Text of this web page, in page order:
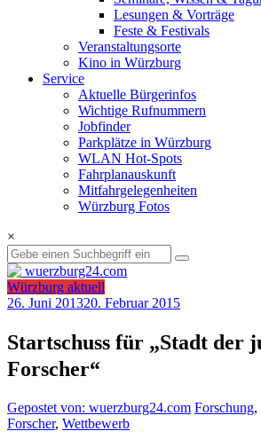
Lesungen & Vorträge
Feste & Festivals
Veranstaltungsorte
Kino in Würzburg
Service
Aktuelle Bürgerinfos
Wichtige Rufnummern
Jobfinder
Parkplätze in Würzburg
WLAN Hot-Spots
Fahrplanauskunft
Mitfahrgelegenheiten
Würzburg Fotos
×
Würzburg aktuell
26. Juni 201320. Februar 2015
Startschuss für „Stadt der
Forscher“
Gepostet von: wuerzburg24.com Forschung,
Forscher, Wettbewerb